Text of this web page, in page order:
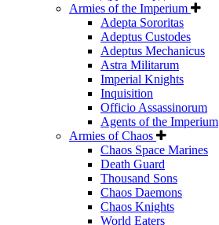
Armies of the Imperium
Adepta Sororitas
Adeptus Custodes
Adeptus Mechanicus
Astra Militarum
Imperial Knights
Inquisition
Officio Assassinorum
Agents of the Imperium
Armies of Chaos
Chaos Space Marines
Death Guard
Thousand Sons
Chaos Daemons
Chaos Knights
World Eaters